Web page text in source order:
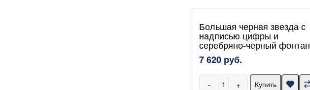
Большая черная звезда с
надписью цифры и
серебряно-черный фонтан
7 620 руб.
- +
Купить